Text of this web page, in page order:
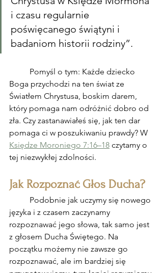
i czasu regularnie
poświęcanego świątyni i
badaniom historii rodziny”.
Boga przychodzi na ten świat ze
Światłem Chrystusa, boskim darem,
który pomaga nam odróżnić dobro od
zła. Czy zastanawiałeś się, jak ten dar
pomaga ci w poszukiwaniu prawdy? W
Księdze Moroniego 7:16–18 czytamy o
tej niezwykłej zdolności.
Jak Rozpoznać Głos Ducha?
języka i z czasem zaczynamy
rozpoznawać jego słowa, tak samo jest
z głosem Ducha Świętego. Na
początku możemy nie zawsze go
rozpoznawać, ale im bardziej się